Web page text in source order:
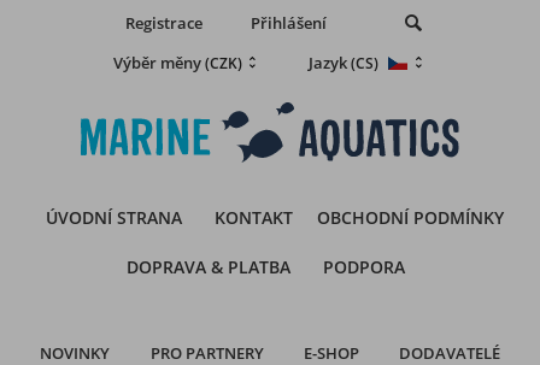
Registrace
Přihlášení
Výběr měny(CZK) Jazyk(CS)
ÚVODNÍ STRANA KONTAKT OBCHODNÍ PODMÍNKY
DOPRAVA & PLATBA PODPORA
NOVINKY PRO PARTNERY E-SHOP DODAVATELÉ